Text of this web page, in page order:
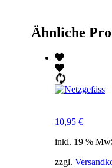
Ähnliche
10,95 €
inkl. 19 %
zzgl.